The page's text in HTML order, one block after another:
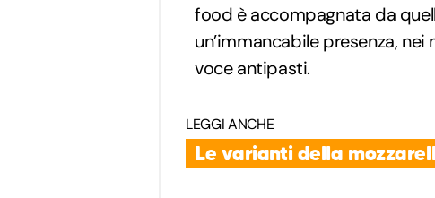
food è accompagnata da
un’immancabile presenza,
voce antipasti.
LEGGI ANCHE
Le varianti della